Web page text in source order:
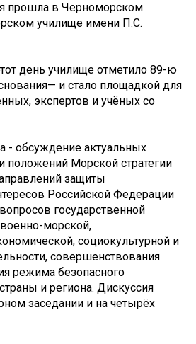
прошла в Черноморском
училище имени П.С.
день училище отметило 89-ю
и стало площадкой для
экспертов и учёных со
- обсуждение актуальных
положений Морской стратегии
защиты
Российской Федерации
государственной
морской,
социокультурной и
совершенствования
режима безопасного
и региона. Дискуссия
заседании и на четырёх